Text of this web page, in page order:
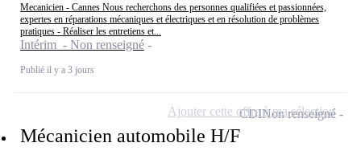
Mecanicien - Cannes Nous recherchons des personnes qualifiées et passionnées,
expertes en réparations mécaniques et électriques et en résolution de problèmes
pratiques - Réaliser les entretiens et...
Intérim - Non renseigné
Publié il y a 3 jours
Mécanicien automobile H/F
CDINon renseigné
Ajouter cette offre à ma sélection